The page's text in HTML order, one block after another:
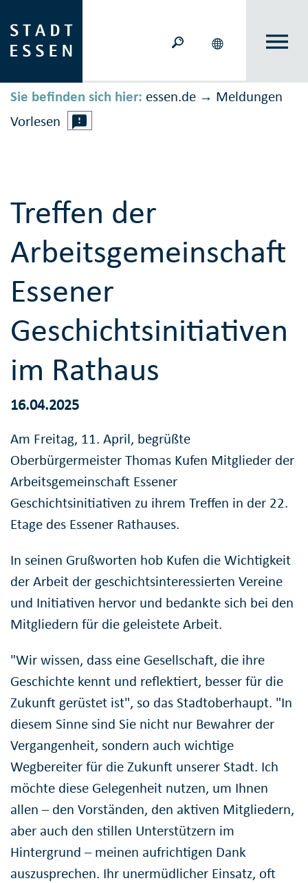
Sie befinden sich hier: essen.de → Meldungen
Vorlesen
Treffen der
Arbeitsgemeinschaft
Essener
Geschichtsinitiativen
im Rathaus
16.04.2025
Am Freitag, 11. April, begrüßte
Oberbürgermeister Thomas Kufen Mitglieder der
Arbeitsgemeinschaft Essener
Geschichtsinitiativen zu ihrem Treffen in der 22.
Etage des Essener Rathauses.
In seinen Grußworten hob Kufen die Wichtigkeit
der Arbeit der geschichtsinteressierten Vereine
und Initiativen hervor und bedankte sich bei den
Mitgliedern für die geleistete Arbeit.
"Wir wissen, dass eine Gesellschaft, die ihre
Geschichte kennt und reflektiert, besser für die
Zukunft gerüstet ist", so das Stadtoberhaupt. "In
diesem Sinne sind Sie nicht nur Bewahrer der
Vergangenheit, sondern auch wichtige
Wegbereiter für die Zukunft unserer Stadt. Ich
möchte diese Gelegenheit nutzen, um Ihnen
allen – den Vorständen, den aktiven Mitgliedern,
aber auch den stillen Unterstützern im
Hintergrund – meinen aufrichtigen Dank
auszusprechen. Ihr unermüdlicher Einsatz, oft